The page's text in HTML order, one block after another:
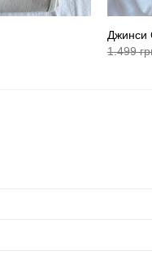
Джинси
1.499